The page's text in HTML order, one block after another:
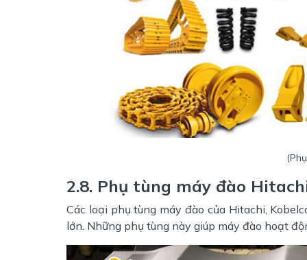
2.8. Phụ tùng máy đào
Các loại phụ tùng máy đào của Hitachi,
lớn. Những phụ tùng này giúp máy đào hoạt